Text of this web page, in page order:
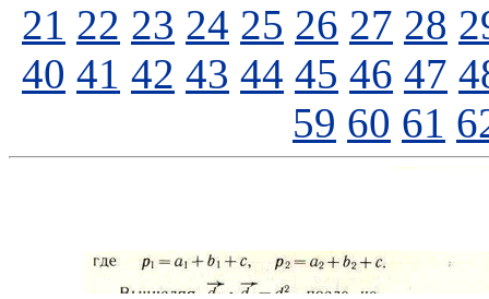
21 22 23 24 25 26 27 28
40 41 42 43 44 45 46 47
59 60 61